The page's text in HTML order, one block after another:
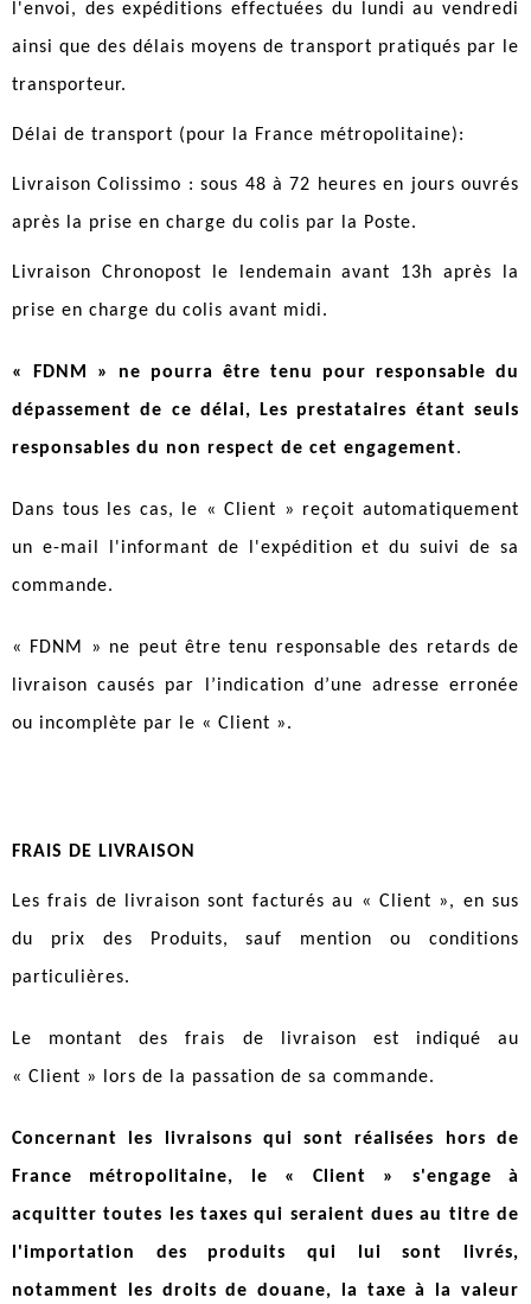
l'envoi, des expéditions effectuées du lundi au vendredi
ainsi que des délais moyens de transport pratiqués par le
transporteur.
Délai de transport (pour la France métropolitaine):
Livraison Colissimo : sous 48 à 72 heures en jours ouvrés
après la prise en charge du colis par la Poste.
Livraison Chronopost le lendemain avant 13h après la
prise en charge du colis avant midi.
« FDNM » ne pourra être tenu pour responsable du
dépassement de ce délai, Les prestataires étant seuls
responsables du non respect de cet engagement.
Dans tous les cas, le « Client » reçoit automatiquement
un e-mail l'informant de l'expédition et du suivi de sa
commande.
« FDNM » ne peut être tenu responsable des retards de
livraison causés par l’indication d’une adresse erronée
ou incomplète par le « Client ».
FRAIS DE LIVRAISON
Les frais de livraison sont facturés au « Client », en sus
du prix des Produits, sauf mention ou conditions
particulières.
Le montant des frais de livraison est indiqué au
« Client » lors de la passation de sa commande.
Concernant les livraisons qui sont réalisées hors de
France métropolitaine, le « Client » s'engage à
acquitter toutes les taxes qui seraient dues au titre de
l'importation des produits qui lui sont livrés,
notamment les droits de douane, la taxe à la valeur